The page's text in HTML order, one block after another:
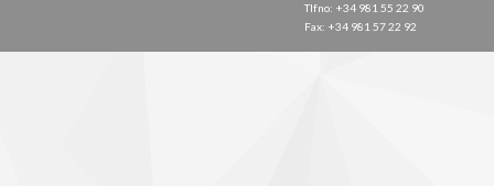
Tlfno: +34 981 55 22 90
Fax: +34 981 57 22 92